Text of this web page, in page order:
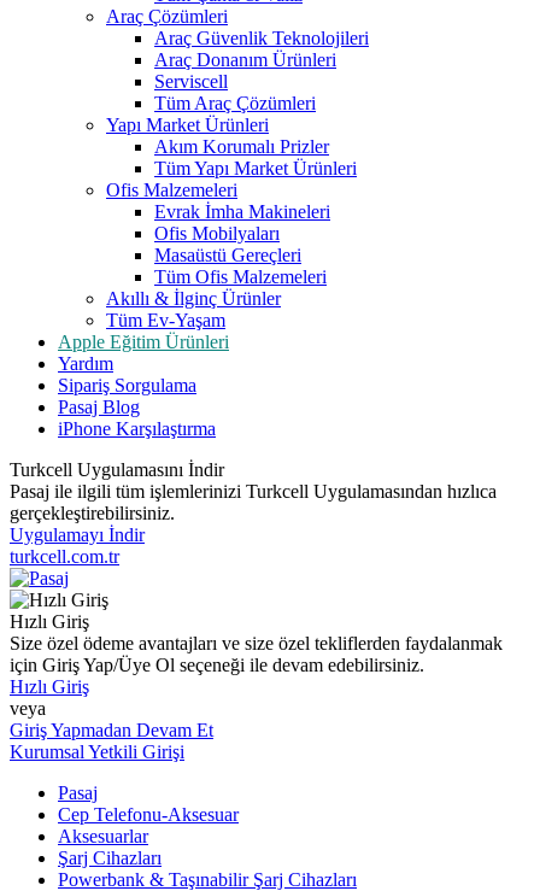
Araç Çözümleri
Araç Güvenlik Teknolojileri
Araç Donanım Ürünleri
Serviscell
Tüm Araç Çözümleri
Yapı Market Ürünleri
Akım Korumalı Prizler
Tüm Yapı Market Ürünleri
Ofis Malzemeleri
Evrak İmha Makineleri
Ofis Mobilyaları
Masaüstü Gereçleri
Tüm Ofis Malzemeleri
Akıllı & İlginç Ürünler
Tüm Ev-Yaşam
Apple Eğitim Ürünleri
Yardım
Sipariş Sorgulama
Pasaj Blog
iPhone Karşılaştırma
Turkcell Uygulamasını İndir
Pasaj ile ilgili tüm işlemlerinizi Turkcell Uygulamasından hızlıca
gerçekleştirebilirsiniz.
Uygulamayı İndir
turkcell.com.tr
Hızlı Giriş
Size özel ödeme avantajları ve size özel tekliflerden faydalanmak
için Giriş Yap/Üye Ol seçeneği ile devam edebilirsiniz.
Hızlı Giriş
veya
Giriş Yapmadan Devam Et
Kurumsal Yetkili Girişi
Pasaj
Cep Telefonu-Aksesuar
Aksesuarlar
Şarj Cihazları
Powerbank & Taşınabilir Şarj Cihazları